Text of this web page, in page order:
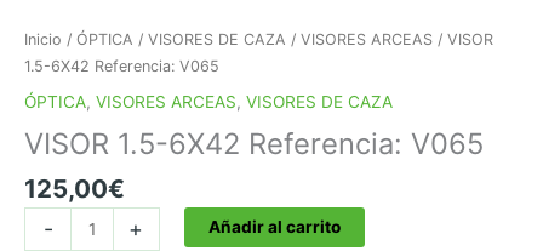
Inicio / ÓPTICA / VISORES DE CAZA / VISORES ARCEAS / VISOR
1.5-6X42 Referencia: V065
ÓPTICA, VISORES ARCEAS, VISORES DE CAZA
VISOR 1.5-6X42 Referencia: V065
125,00€
-
1.5-
+ Añadir al carrito